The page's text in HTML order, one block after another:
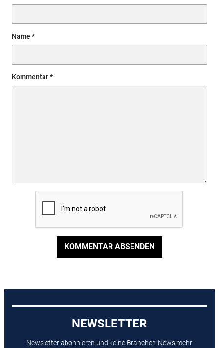
Name
Kommentar
KOMMENTAR ABSENDEN
NEWSLETTER
Newsletter abonnieren und keine Branchen-News mehr